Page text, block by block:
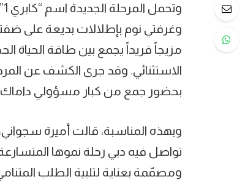
وغرفتي نوم بإطلالات بديعة على
مزيجاً فريداً يجمع بين طاقة الحياة
الاستثنائي. وقد جرى الكشف عن
بحضور جمع من كبار مسؤولي داماك
وبهذه المناسبة، قالت أميرة
تواصل فيه دبي رحلة نموها
ومصمّمة بعناية لتلبية الطلب